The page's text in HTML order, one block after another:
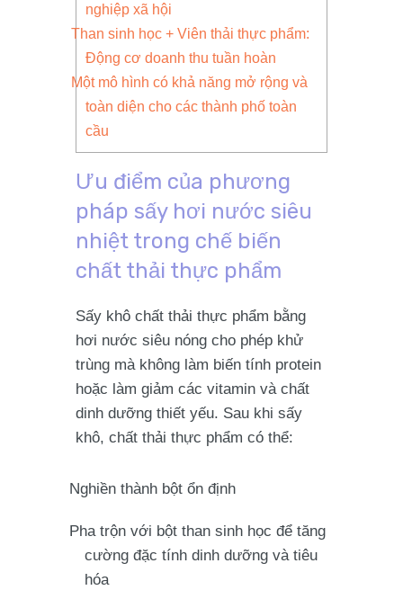
nghiệp xã hội
Than sinh học + Viên thải thực phẩm:
Động cơ doanh thu tuần hoàn
Một mô hình có khả năng mở rộng và
toàn diện cho các thành phố toàn
cầu
Ưu điểm của phương
pháp sấy hơi nước siêu
nhiệt trong chế biến
chất thải thực phẩm
Sấy khô chất thải thực phẩm bằng
hơi nước siêu nóng cho phép khử
trùng mà không làm biến tính protein
hoặc làm giảm các vitamin và chất
dinh dưỡng thiết yếu. Sau khi sấy
khô, chất thải thực phẩm có thể:
Nghiền thành bột ổn định
Pha trộn với bột than sinh học để tăng
cường đặc tính dinh dưỡng và tiêu
hóa